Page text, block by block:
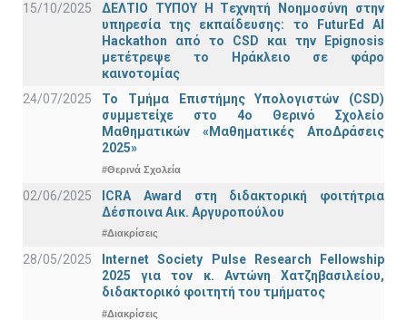
15/10/2025
ΔΕΛΤΙΟ ΤΥΠΟΥ H Tεχνητή Νοημοσύνη στην
υπηρεσία της εκπαίδευσης: το FuturEd AI
Hackathon από το CSD και την Epignosis
μετέτρεψε το Ηράκλειο σε φάρο
καινοτομίας
24/07/2025
Το Τμήμα Επιστήμης Υπολογιστών (CSD)
συμμετείχε στο 4ο Θερινό Σχολείο
Μαθηματικών «Μαθηματικές ΑποΔράσεις
2025»
#Θερινά Σχολεία
02/06/2025
ICRA Award στη διδακτορική φοιτήτρια
Δέσποινα Αικ. Αργυροπούλου
#Διακρίσεις
28/05/2025
Internet Society Pulse Research Fellowship
2025 για τον κ. Αντώνη Χατζηβασιλείου,
διδακτορικό φοιτητή του τμήματος
#Διακρίσεις